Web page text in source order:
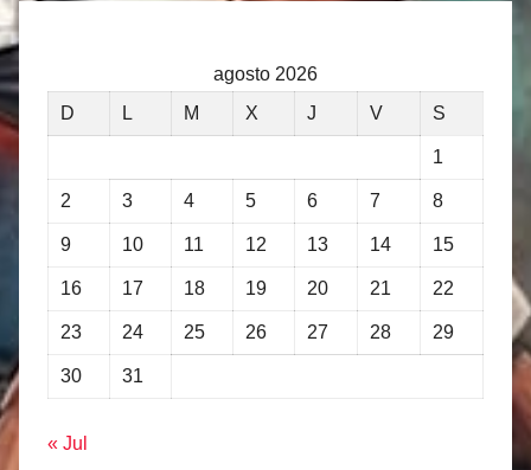
agosto 2026
D
L M X J V S
1
2 3 4 5 6 7 8
9 10 11 12 13 14 15
16 17 18 19 20 21 22
23 24 25 26 27 28 29
30 31
« Jul